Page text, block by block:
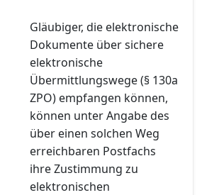
Gläubiger, die elektronische
Dokumente über sichere
elektronische
Übermittlungswege (§ 130a
ZPO) empfangen können,
können unter Angabe des
über einen solchen Weg
erreichbaren Postfachs
ihre Zustimmung zu
elektronischen